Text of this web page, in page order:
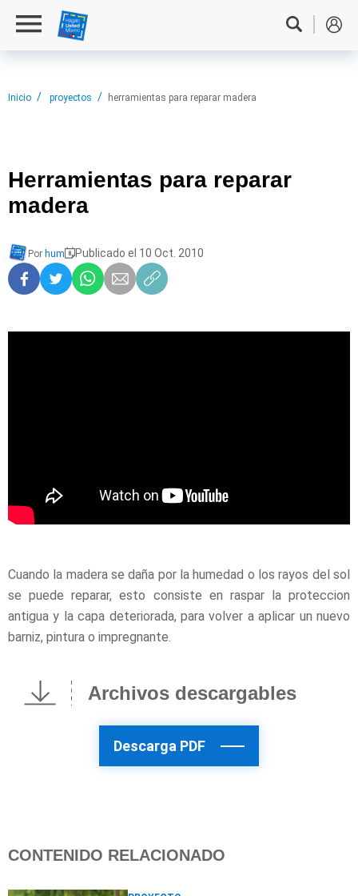
Inicio proyectos herramientas para reparar madera
Herramientas para reparar
madera
Por hum Publicado el 10 Oct. 2010
Cuando la madera se daña por la humedad o los rayos del sol
se puede reparar, esto consiste en raspar la proteccion
antigua y la capa deteriorada, para volver a aplicar un nuevo
barniz, pintura o impregnante.
Archivos descargables
Descarga PDF
CONTENIDO RELACIONADO